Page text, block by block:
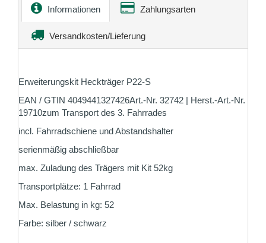
Informationen Zahlungsarten
Versandkosten/Lieferung
Erweiterungskit Heckträger P22-S
EAN / GTIN 4049441327426Art.-Nr. 32742 | Herst.-Art.-Nr.
19710zum Transport des 3. Fahrrades
incl. Fahrradschiene und Abstandshalter
serienmäßig abschließbar
max. Zuladung des Trägers mit Kit 52kg
Transportplätze: 1 Fahrrad
Max. Belastung in kg: 52
Farbe: silber / schwarz